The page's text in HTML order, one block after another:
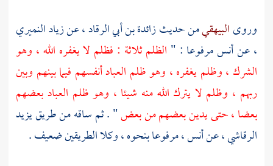
وروىالبيهقيمن حديثزائدة بن أبي الرقاد ،عنزياد النميري
،عنأنسمرفوعا : " الظلم ثلاثة : فظلم لا يغفره الله ، وهو
الشرك ، وظلم يغفره ، وهو ظلم العباد أنفسهم فيما بينهم وبين
ربهم ، وظلم لا يترك الله منه شيئا ، وهو ظلم العباد بعضهم
بعضا ، حتى يدين بعضهم من بعض" . ثم ساقه من طريقيزيد
الرقاشي ،عنأنس ،مرفوعا بنحوه ، وكلا الطريقين ضعيف .